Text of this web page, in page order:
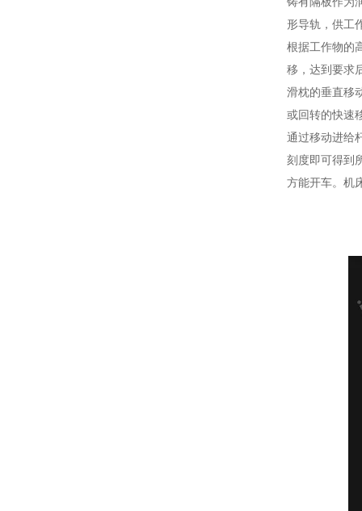
形导轨，供工
根据工作物的
移，达到要求
滑枕的垂直移
或回转的快速
通过移动进给
刻度即可得到
方能开车。机